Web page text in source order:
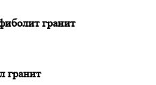
гранит
гранит